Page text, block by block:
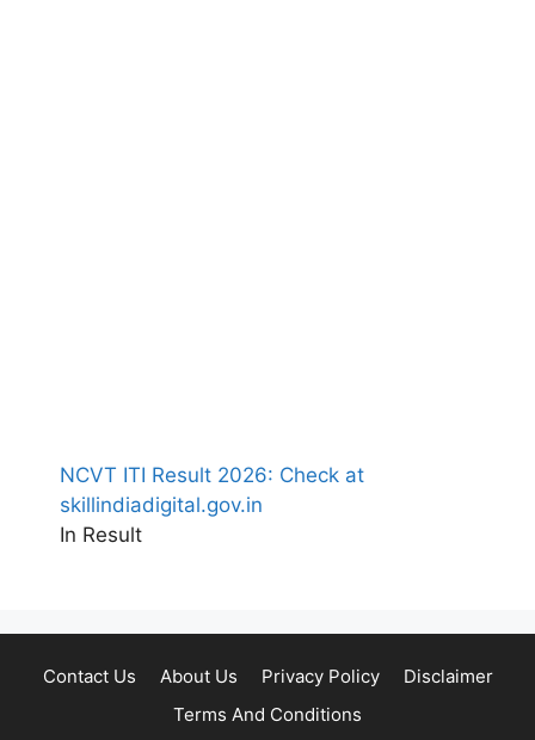
NCVT ITI Result 2026: Check at
skillindiadigital.gov.in
In Result
Contact Us About Us Privacy Policy
Disclaimer
Terms And Conditions